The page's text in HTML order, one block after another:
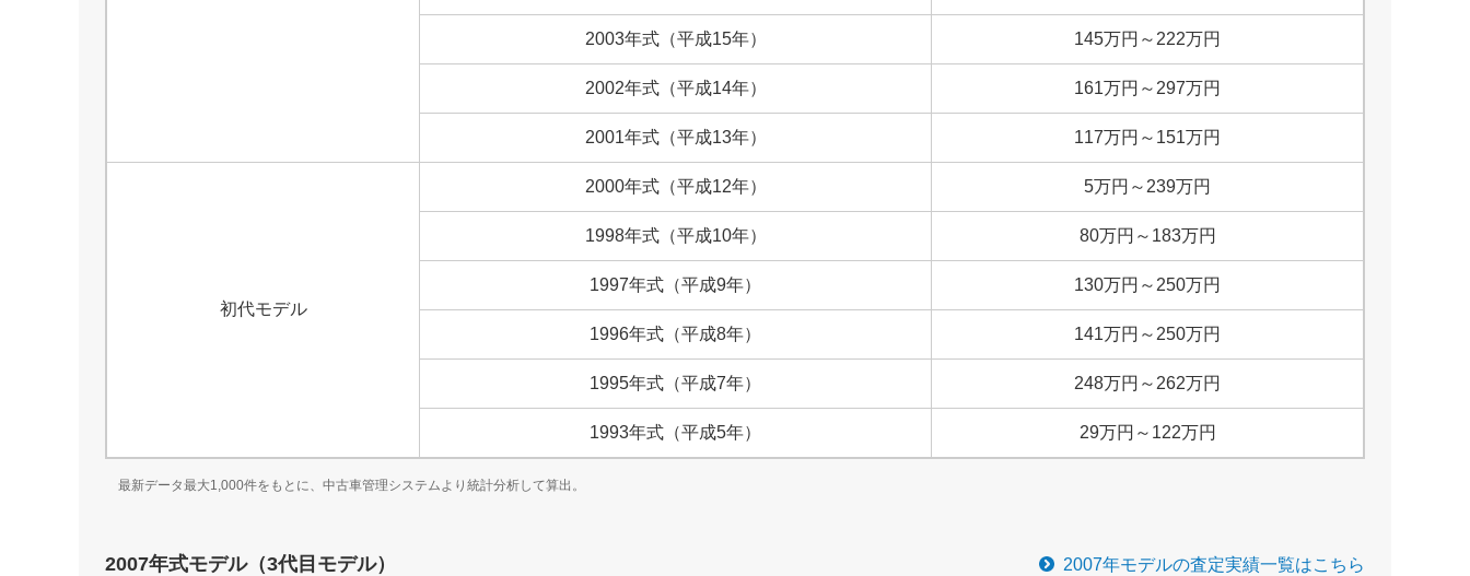
2003年式（平成15年） 145万円 ～ 222万円
2002年式（平成14年） 161万円 ～ 297万円
2001年式（平成13年） 117万円 ～ 151万円
初代モデル
2000年式（平成12年） 5万円 ～ 239万円
1998年式（平成10年） 80万円 ～ 183万円
1997年式 （平成9年） 130万円 ～ 250万円
1996年式 （平成8年） 141万円 ～ 250万円
1995年式 （平成7年） 248万円 ～ 262万円
1993年式 （平成5年） 29万円 ～ 122万円
最新データ最大1,000件をもとに、中古車管理システムより統計分析して算出。
2007年式モデル（3代目 モデル） 2007年モデルの査定実績一覧はこちら